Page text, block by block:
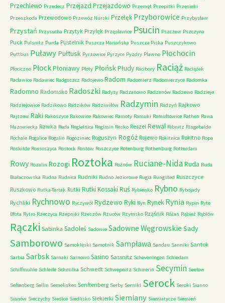
Przechlewo Przedecz Przejazd Przejazdowo Przemęt Przepitki Przesieki
Przeszkoda Przewodowo Przewóz Nurski Przełęk Przyborowice Przybysław
Przystań Przysucha Przytyk Przyłęk Przęsławice Psucin Pszczew Pszczyna
Puck Pulsnitz Purda Pustelnik Puszcza Mariańska Puszcza Piska Puszczykowo
Puttbus Puławy Pułtusk Pyrzowice Pyrzyce Pyzdry Pławno Płochocin
Płociczno PłockPłoniawy Płoty PłońskPłudy Racibory Raciąż Raciążek
Racławice Radawiec Radgoszcz Radojewo Radom Radomierz Radomierzyce Radomka
Radomno Radomsko Radoszki Radysy Radzanowo Radzanów Radzewo Radzieje
Radziejowice Radzikowo Radzików Radziwiłów Radzymin Radzyń Rajkowo
Rajszew Raki Rakoszyce Rakowice Rakowiec Ramoty Ramuki Ramułtowice Rathen Rawa
Mazowiecka Rawka Reda Regielnica Regimin Resko Reszel Rewal Ribnitz Ringebalde
Rochale Rogalice Rogalin Rogoziniec Roguszyn Rogóż Rojewo Rokitnica Rokitno Ropa
Roskilde Rossoszyca Rostock Rostow Roszczyce Rotenburg Rothenburg Rotterdam
Rowy Rozalin Rozogi Roztoka Rożnów Ruciane-NidaRuda Ruda
Białaczowska Rudna Rudnica Rudniki Rudno Jeziorowe Rugia Rungsted Ruszczyce
Ruszkowo Rutka-Tartak Rutki Rutki Kossaki Ruś Rybienko Rybno Rybojady
Rychliki Rychnowo Ryczywół Rydzewo Ryki Ryn Rynek Rynia Rypin Ryte
Błota Rytro Rzeczyca Rzepniki Rzeszów Rzuców Rzymsko Rząśnik Różan Rąbież Rąblów
Rączki Sabinka Sadoleś Sadowie Sadowne Węgrowskie Sady
Samborowo Samoklęski Samotnik Sampława Sandau Sanniki Santok
Sarbia Sarbsk Sarnaki Sarnowo Sasino Sassnitz Scheveningen Schiedam
Schiffmuhle Schleife Schmilka Schwedt Schwepnitz Schwerin Secymin Seelow
Seftenberg Sellin Semeliskes Senftenberg Serby Serniki Serock Seroki Sianno
Sianów Sieczychy Siedlce Siedlisko Siekierki Siemiany Siemiatycze Siemień